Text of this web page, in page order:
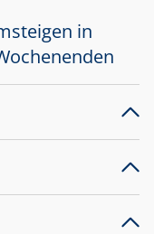
in
am
Bahnstraße in